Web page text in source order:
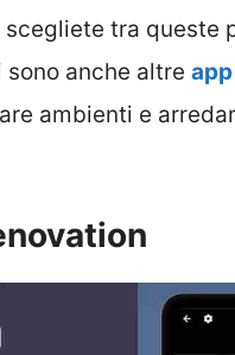
tra queste
anche altre
ambienti e